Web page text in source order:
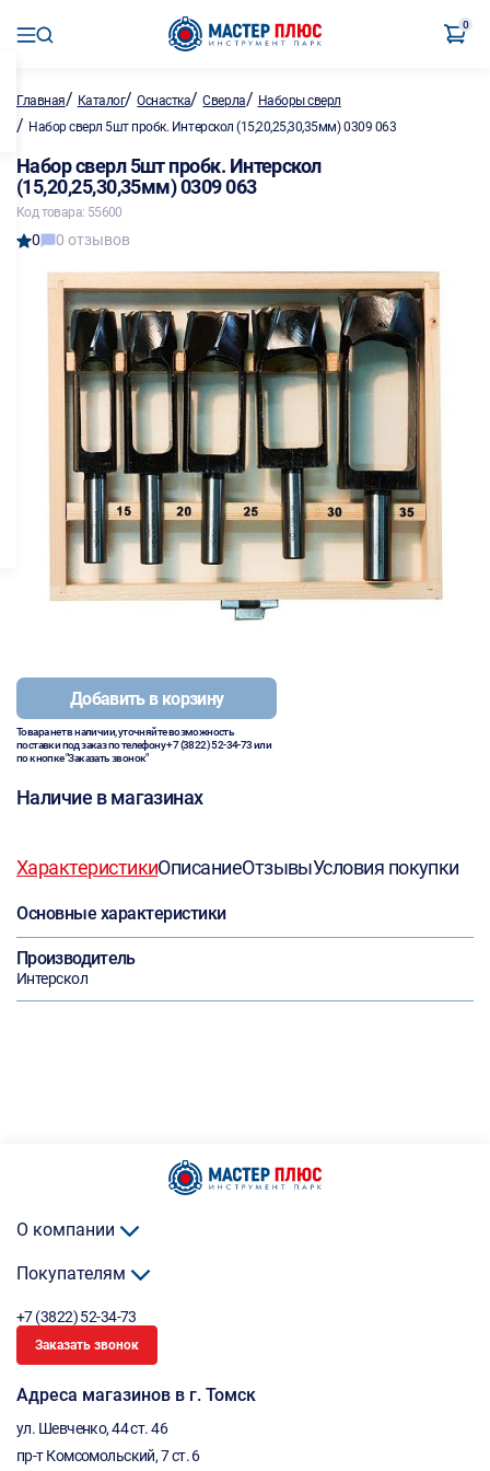
0
Главная/ Каталог/Оснастка/Сверла/ Наборы сверл
/ Набор сверл 5шт пробк. Интерскол (15,20,25,30,35мм) 0309 063
Набор сверл 5шт пробк. Интерскол
(15,20,25,30,35мм) 0309 063
Код товара: 55600
0 0 отзывов
Добавить в корзину
Товара нет в наличии, уточняйте возможность
поставки под заказ по телефону+7 (3822) 52-34-73или
по кнопке "Заказать звонок"
Наличие в магазинах
ХарактеристикиОписаниеОтзывыУсловия покупки
Основные характеристики
Производитель
Интерскол
О компании
Покупателям
+7 (3822) 52-34-73
Заказать звонок
Адреса магазинов в г. Томск
ул. Шевченко, 44 ст. 46
пр-т Комсомольский, 7 ст. 6